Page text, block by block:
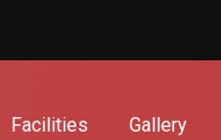
Facilities Gallery